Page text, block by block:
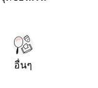
อื่นๆ